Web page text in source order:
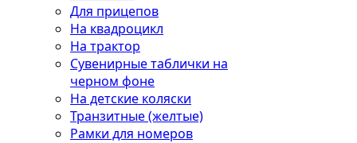
Для прицепов
На квадроцикл
На трактор
Сувенирные таблички на
черном фоне
На детские коляски
Транзитные (желтые)
Рамки для номеров